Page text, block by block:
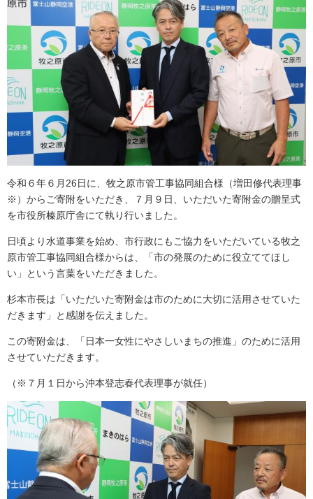
令和６年６月26日に、牧之原市管工事協同組合様（増田修代表理事
※）からご寄附をいただき、７月９日、いただいた寄附金の贈呈式
を市役所榛原庁舎にて執り行いました。
日頃より水道事業を始め、市行政にもご協力をいただいている牧之
原市管工事協同組合様からは、「市の発展のために役立ててほし
い」という言葉をいただきました。
杉本市長は「いただいた寄附金は市のために大切に活用させていた
だきます」と感謝を伝えました。
この寄附金は、「日本一女性にやさしいまちの推進」のために活用
させていただきます。
（※７月１日から沖本登志春代表理事が就任）